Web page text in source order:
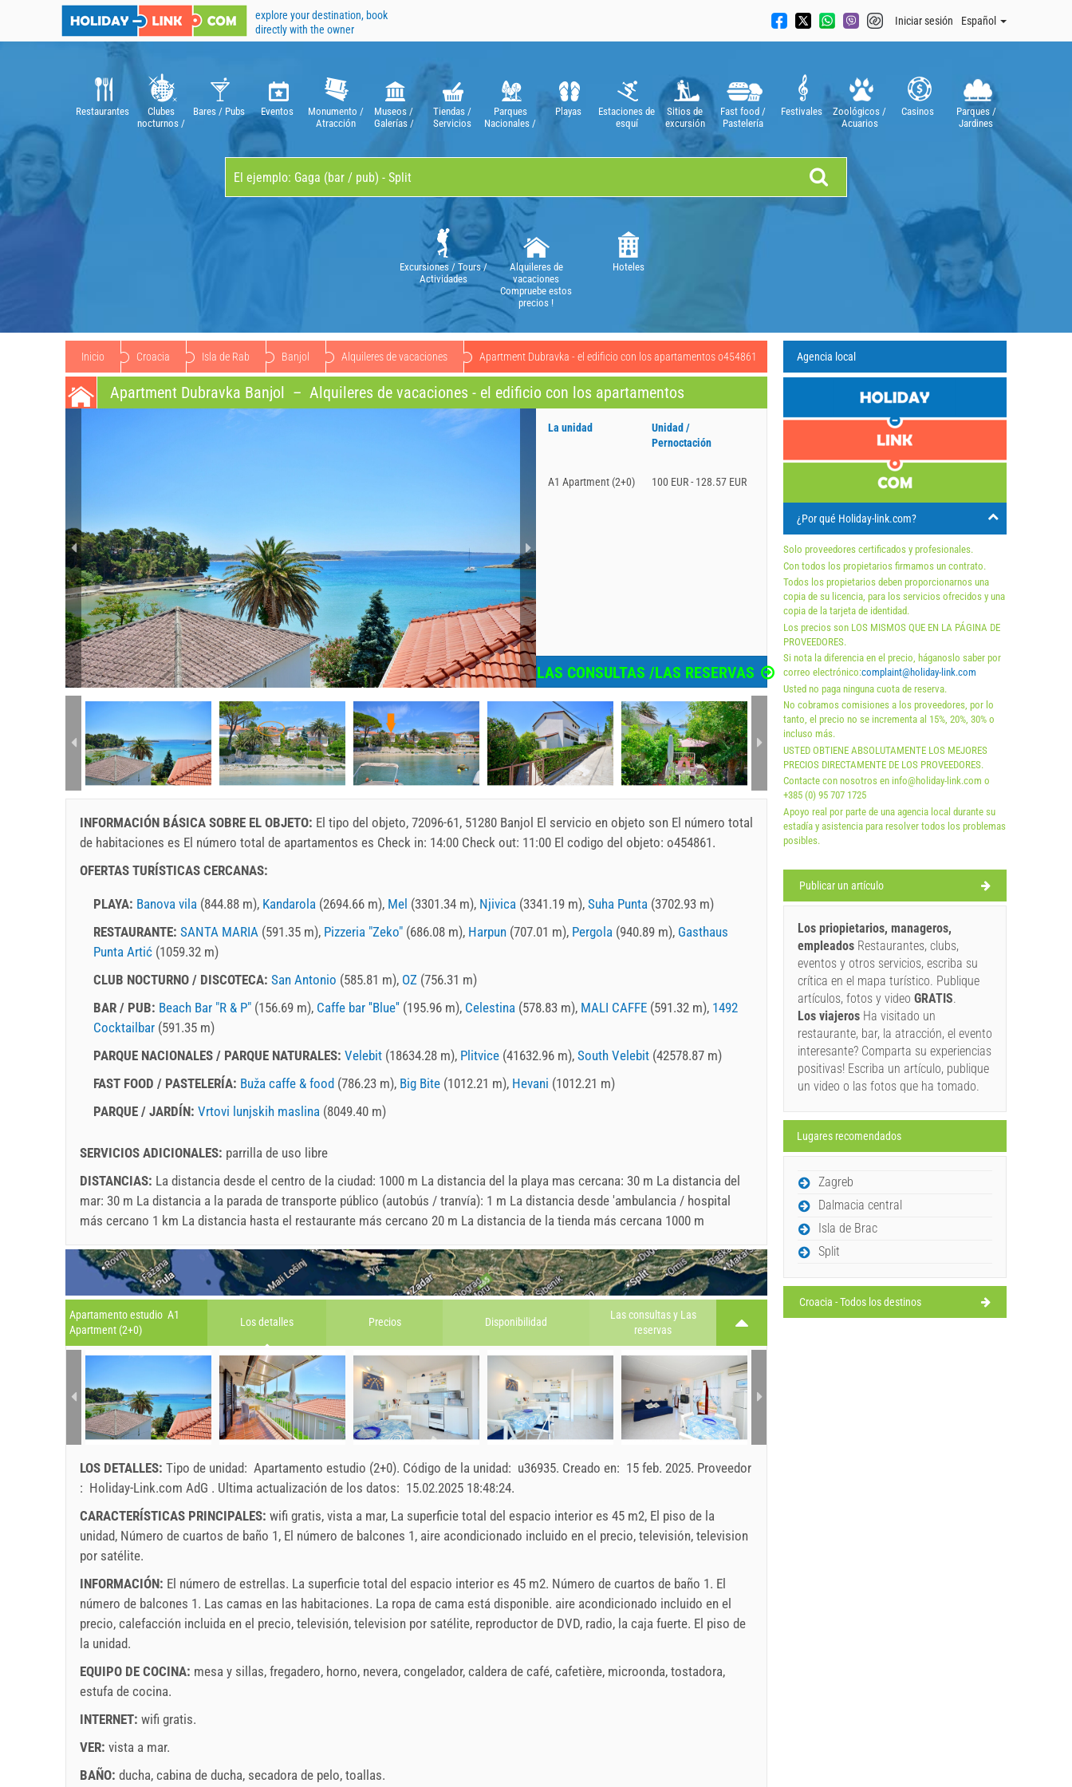
explore your destination, book
directly with the owner
Iniciar sesión Español
Restaurantes
Clubes
nocturnos /
Bares / Pubs Eventos
Monumento /
Atracción
Museos /
Galerías /
Tiendas /
Servicios
Parques
Nacionales /
Playas
Estaciones de
esquí
Sitios de
excursión
Fast food /
Pastelería
Festivales
Zoológicos /
Acuarios
Casinos
Parques /
Jardines
Excursiones / Tours /
Actividades
Alquileres de
vacaciones
Compruebe estos
precios !
Hoteles
Inicio Croacia Isla de Rab Banjol Alquileres de vacaciones Apartment Dubravka - el edificio con los apartamentos o454861
Apartment Dubravka Banjol – Alquileres de vacaciones - el edificio con los apartamentos
La unidad
Unidad /
Pernoctación
A1 Apartment (2+0) 100 EUR - 128.57 EUR
LAS CONSULTAS /LAS RESERVAS
INFORMACIÓN BÁSICA SOBRE EL OBJETO: El tipo del objeto, 72096-61, 51280 Banjol El servicio en objeto son El número total
de habitaciones es El número total de apartamentos es Check in: 14:00 Check out: 11:00 El codigo del objeto: o454861.
OFERTAS TURÍSTICAS CERCANAS:
PLAYA: Banova vila (844.88 m), Kandarola (2694.66 m), Mel (3301.34 m), Njivica (3341.19 m), Suha Punta (3702.93 m)
RESTAURANTE: SANTA MARIA (591.35 m), Pizzeria "Zeko" (686.08 m), Harpun (707.01 m), Pergola (940.89 m), Gasthaus
Punta Artić (1059.32 m)
CLUB NOCTURNO / DISCOTECA: San Antonio (585.81 m), OZ (756.31 m)
BAR / PUB: Beach Bar "R & P" (156.69 m), Caffe bar ''Blue'' (195.96 m), Celestina (578.83 m), MALI CAFFE (591.32 m), 1492
Cocktailbar (591.35 m)
PARQUE NACIONALES / PARQUE NATURALES: Velebit (18634.28 m), Plitvice (41632.96 m), South Velebit (42578.87 m)
FAST FOOD / PASTELERÍA: Buža caffe & food (786.23 m), Big Bite (1012.21 m), Hevani (1012.21 m)
PARQUE / JARDÍN: Vrtovi lunjskih maslina (8049.40 m)
SERVICIOS ADICIONALES: parrilla de uso libre
DISTANCIAS: La distancia desde el centro de la ciudad: 1000 m La distancia del la playa mas cercana: 30 m La distancia del
mar: 30 m La distancia a la parada de transporte público (autobús / tranvía): 1 m La distancia desde 'ambulancia / hospital
más cercano 1 km La distancia hasta el restaurante más cercano 20 m La distancia de la tienda más cercana 1000 m
Apartamento estudio A1
Apartment (2+0)
Los detalles Precios Disponibilidad
Las consultas y Las
reservas
LOS DETALLES: Tipo de unidad: Apartamento estudio (2+0). Código de la unidad: u36935. Creado en: 15 feb. 2025. Proveedor
: Holiday-Link.com AdG . Ultima actualización de los datos: 15.02.2025 18:48:24.
CARACTERÍSTICAS PRINCIPALES: wifi gratis, vista a mar, La superficie total del espacio interior es 45 m2, El piso de la
unidad, Número de cuartos de baño 1, El número de balcones 1, aire acondicionado incluido en el precio, televisión, television
por satélite.
INFORMACIÓN: El número de estrellas. La superficie total del espacio interior es 45 m2. Número de cuartos de baño 1. El
número de balcones 1. Las camas en las habitaciones. La ropa de cama está disponible. aire acondicionado incluido en el
precio, calefacción incluida en el precio, televisión, television por satélite, reproductor de DVD, radio, la caja fuerte. El piso de
la unidad.
EQUIPO DE COCINA: mesa y sillas, fregadero, horno, nevera, congelador, caldera de café, cafetière, microonda, tostadora,
estufa de cocina.
INTERNET: wifi gratis.
VER: vista a mar.
BAÑO: ducha, cabina de ducha, secadora de pelo, toallas.
Agencia local
¿Por qué Holiday-link.com?
Solo proveedores certificados y profesionales.
Con todos los propietarios firmamos un contrato.
Todos los propietarios deben proporcionarnos una
copia de su licencia, para los servicios ofrecidos y una
copia de la tarjeta de identidad.
Los precios son LOS MISMOS QUE EN LA PÁGINA DE
PROVEEDORES.
Si nota la diferencia en el precio, háganoslo saber por
correo electrónico:complaint@holiday-link.com
Usted no paga ninguna cuota de reserva.
No cobramos comisiones a los proveedores, por lo
tanto, el precio no se incrementa al 15%, 20%, 30% o
incluso más.
USTED OBTIENE ABSOLUTAMENTE LOS MEJORES
PRECIOS DIRECTAMENTE DE LOS PROVEEDORES.
Contacte con nosotros en info@holiday-link.com o
+385 (0) 95 707 1725
Apoyo real por parte de una agencia local durante su
estadía y asistencia para resolver todos los problemas
posibles.
Publicar un artículo
Los priopietarios, manageros,
empleados Restaurantes, clubs,
eventos y otros servicios, escriba su
crítica en el mapa turístico. Publique
artículos, fotos y video GRATIS.
Los viajeros Ha visitado un
restaurante, bar, la atracción, el evento
interesante? Comparta su experiencias
positivas! Escriba un artículo, publique
un video o las fotos que ha tomado.
Lugares recomendados
Zagreb
Dalmacia central
Isla de Brac
Split
Croacia - Todos los destinos